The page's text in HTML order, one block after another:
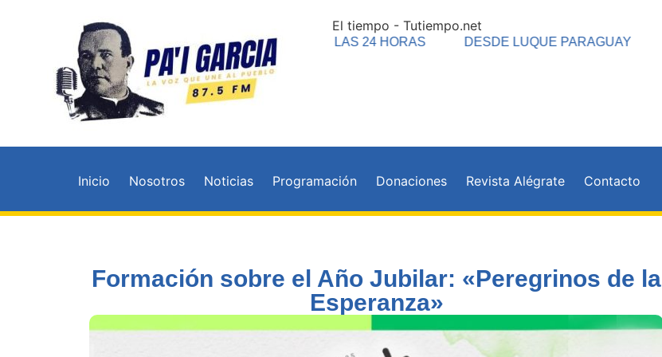
El tiempo - Tutiempo.net
EN VIVO LAS 24 HORAS DESDE LUQUE PARAGUAY
Inicio Nosotros Noticias Programación Donaciones Revista Alégrate Contacto
Formación sobre el Año Jubilar: «Peregrinos de la
Esperanza»